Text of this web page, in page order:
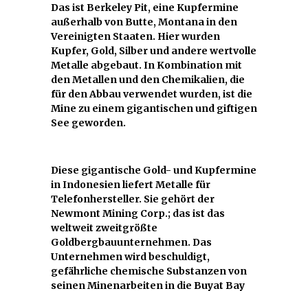
Das ist Berkeley Pit, eine Kupfermine
außerhalb von Butte, Montana in den
Vereinigten Staaten. Hier wurden
Kupfer, Gold, Silber und andere wertvolle
Metalle abgebaut. In Kombination mit
den Metallen und den Chemikalien, die
für den Abbau verwendet wurden, ist die
Mine zu einem gigantischen und giftigen
See geworden.
Diese gigantische Gold- und Kupfermine
in Indonesien liefert Metalle für
Telefonhersteller. Sie gehört der
Newmont Mining Corp.; das ist das
weltweit zweitgrößte
Goldbergbauunternehmen. Das
Unternehmen wird beschuldigt,
gefährliche chemische Substanzen von
seinen Minenarbeiten in die Buyat Bay